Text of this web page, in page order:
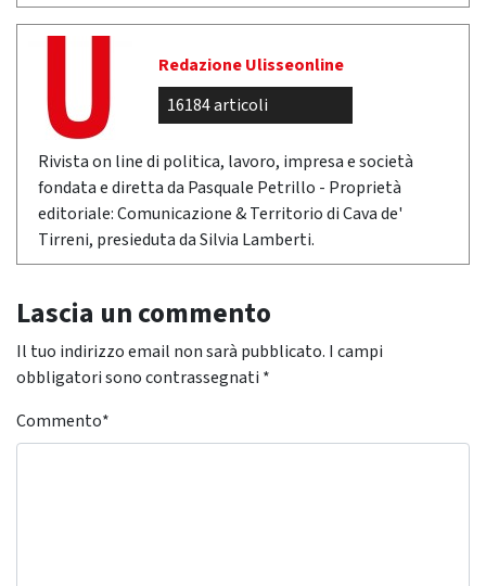
Redazione Ulisseonline
16184 articoli
Rivista on line di politica, lavoro, impresa e società
fondata e diretta da Pasquale Petrillo - Proprietà
editoriale: Comunicazione & Territorio di Cava de'
Tirreni, presieduta da Silvia Lamberti.
Lascia un commento
Il tuo indirizzo email non sarà pubblicato. I campi
obbligatori sono contrassegnati *
Commento*